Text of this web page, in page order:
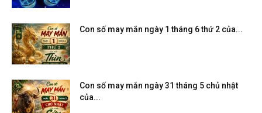
Con số may mắn ngày 1 tháng 6 thứ 2 của...
Con số may mắn ngày 31 tháng 5 chủ nhật
của...